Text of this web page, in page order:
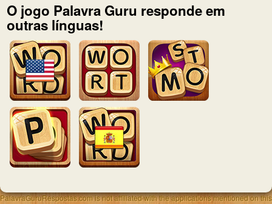
O jogo Palavra Guru responde em
outras línguas!
PalavraGuruRespostas.com is not affiliated with the applications mentioned on this